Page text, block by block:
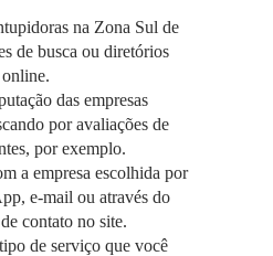
na Zona Sul de
de busca ou diretórios
online.
das empresas
por avaliações de
por exemplo.
a empresa escolhida por
e-mail ou através do
contato no site.
de serviço que você